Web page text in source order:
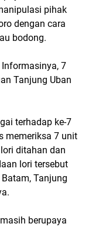
pihak
dengan cara
bodong.
7
Tanjung Uban
terhadap ke-7
memeriksa 7 unit
ditahan dan
lori tersebut
Tanjung
berupaya